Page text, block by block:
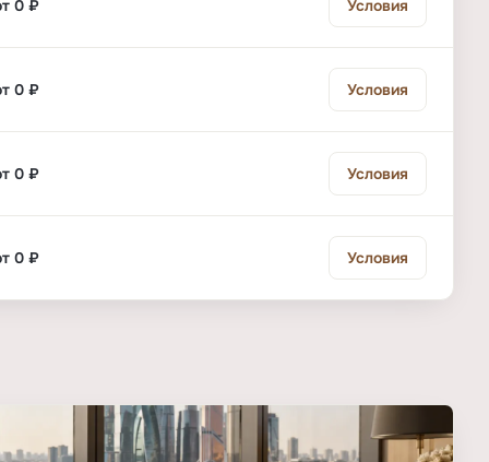
0 ₽ Условия
0 ₽ Условия
0 ₽ Условия
0 ₽ Условия